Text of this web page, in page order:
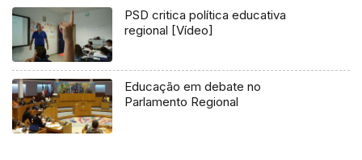
PSD critica política educativa
regional [Vídeo]
Educação em debate no
Parlamento Regional